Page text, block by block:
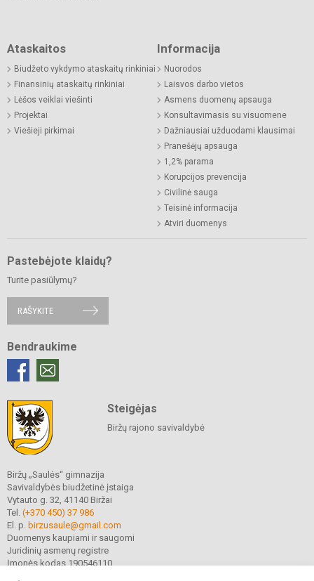
Ataskaitos
Biudžeto vykdymo ataskaitų rinkiniai
Finansinių ataskaitų rinkiniai
Lėšos veiklai viešinti
Projektai
Viešieji pirkimai
Informacija
Nuorodos
Laisvos darbo vietos
Asmens duomenų apsauga
Konsultavimasis su visuomene
Dažniausiai užduodami klausimai
Pranešėjų apsauga
1,2% parama
Korupcijos prevencija
Civilinė sauga
Teisinė informacija
Atviri duomenys
Pastebėjote klaidų?
Turite pasiūlymų?
RAŠYKITE
Bendraukime
Steigėjas
Biržų rajono savivaldybė
Biržų „Saulės“ gimnazija
Savivaldybės biudžetinė įstaiga
Vytauto g. 32, 41140 Biržai
Tel. (+370 450) 37 986
El. p. birzusaule@gmail.com
Duomenys kaupiami ir saugomi
Juridinių asmenų registre
Įmonės kodas 190546110